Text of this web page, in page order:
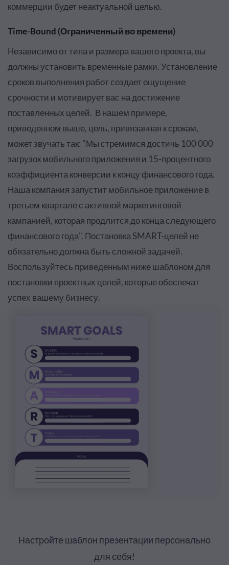
коммерции будет неактуальной целью.
Time-Bound (Ограниченный во времени)
Независимо от типа и размера вашего проекта, вы
должны установить временные рамки. Установление
сроков выполнения работ создает ощущение
срочности и мотивирует вас на достижение
поставленных целей. В нашем примере,
приведенном выше, цель, привязанная к срокам,
может звучать так: "Мы стремимся достичь 100 000
загрузок мобильного приложения и 15-процентного
коэффициента конверсии к концу финансового года.
Наша компания запустит мобильное приложение в
третьем квартале с активной маркетинговой
кампанией, которая продлится до конца следующего
финансового года". Постановка SMART-целей не
обязательно должна быть сложной задачей.
Воспользуйтесь приведенным ниже шаблоном для
постановки проектных целей, которые обеспечат
успех вашему бизнесу.
Настройте шаблон презентации персонально
для себя!